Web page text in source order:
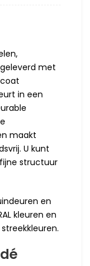
met
in een
maakt
U kunt
structuur
en
kleuren en